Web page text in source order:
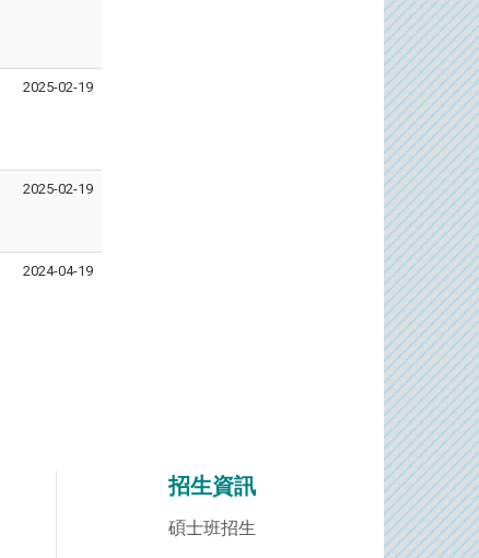
2025-02-19
2025-02-19
2024-04-19
招生資訊
碩士班招生